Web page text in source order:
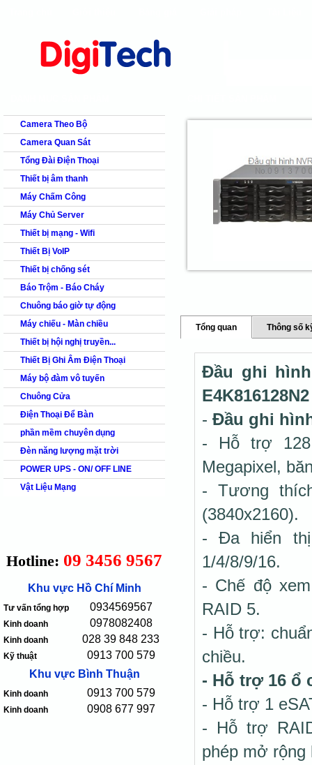
products
Camera Theo Bộ
Camera Quan Sát
Tổng Đài Điện Thoại
Thiết bị âm thanh
Máy Chấm Công
Máy Chủ Server
Thiết bị mạng - Wifi
Thiết Bị VoIP
Thiết bị chống sét
Báo Trộm - Báo Cháy
Chuông báo giờ tự động
Máy chiếu - Màn chiều
Thiết bị hội nghị truyền...
Thiết Bị Ghi Âm Điện Thoại
Máy bộ đàm vô tuyến
Chuông Cửa
Điện Thoại Để Bàn
phần mềm chuyên dụng
Đèn năng lượng mặt trời
POWER UPS - ON/ OFF LINE
Vật Liệu Mạng
Hotline: 09 3456 9567
Khu vực Hồ Chí Minh
Tư vấn tổng hợp 0934569567
Kinh doanh 0978082408
Kinh doanh 028 39 848 233
Kỹ thuật
0913 700 579
Khu vực Bình Thuận
Kinh doanh 0913 700 579
Kinh doanh 0908 677 997
Tổng quan Thông số
Đầu ghi
E4K816128N2
- Đầu ghi
- Hỗ trợ
Megapixel,
- Tương
(3840x2160).
- Đa hiển
1/4/8/9/16.
- Chế độ
RAID 5.
- Hỗ trợ:
chiều.
- Hỗ trợ 16 ổ
- Hỗ trợ 1
- Hỗ trợ
phép mở